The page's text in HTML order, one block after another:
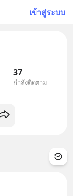
เข้าสู่ระบบ
37
กำลังติดตาม